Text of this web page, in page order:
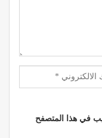
في هذا المتصفح